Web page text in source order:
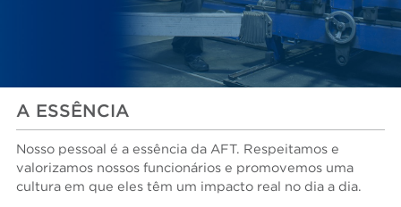
A ESSÊNCIA
Nosso pessoal é a essência da AFT. Respeitamos e
valorizamos nossos funcionários e promovemos uma
cultura em que eles têm um impacto real no dia a dia.